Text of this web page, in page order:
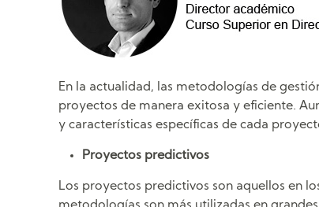
En la actualidad, las metodologías de
proyectos de manera exitosa y eficiente.
y características específicas de cada
Proyectos predictivos
Los proyectos predictivos son aquellos en